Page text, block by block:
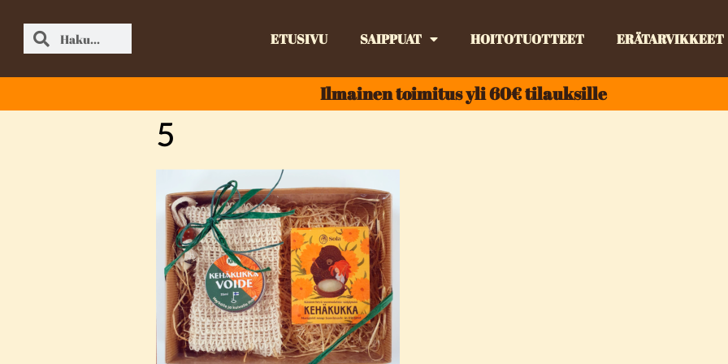
ETUSIVU SAIPPUAT HOITOTUOTTEET ERÄTARVIKKEET
Ilmainen toimitus yli 60€ tilauksille
5